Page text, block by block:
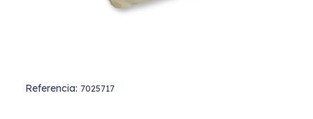
Referencia: 7025717